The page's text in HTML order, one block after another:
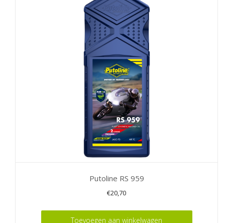
Putoline RS 959
€20,70
Toevoegen aan winkelwagen